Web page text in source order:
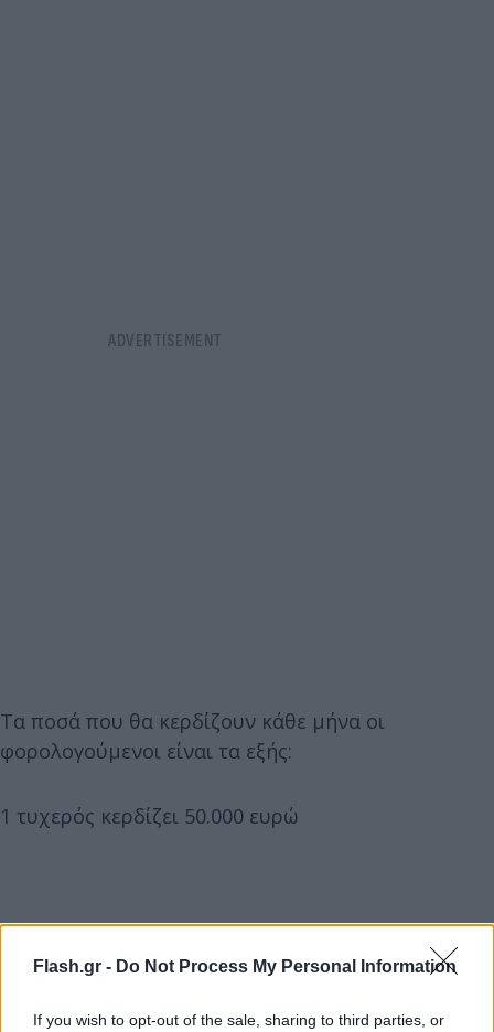
Flash.gr - Do Not Process My Personal Information
If you wish to opt-out of the sale, sharing to third parties, or
Τα ποσά που θα κερδίζουν κάθε μήνα οι
φορολογούμενοι είναι τα εξής:
1 τυχερός κερδίζει 50.000 ευρώ